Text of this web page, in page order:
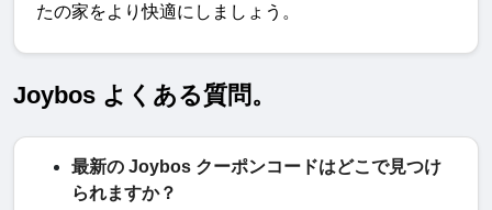
たの家をより快適にしましょう。
Joybos よくある質問。
最新の Joybos クーポンコードはどこで見つけ
られますか？